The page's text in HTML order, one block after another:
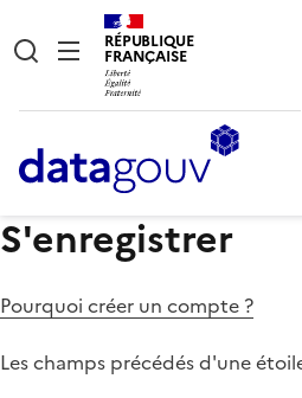
RÉPUBLIQUE
FRANÇAISE
S'enregistrer
Pourquoi créer un compte ?
Les champs précédés d'une